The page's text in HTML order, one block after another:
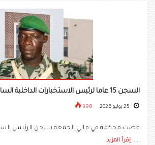
السجن 15 عاما لرئيس الاستخبارات الداخلية السابق في مالي
398
قضت محكمة في مالي الجمعة بسجن الرئيس
..... إقرأ المزيد